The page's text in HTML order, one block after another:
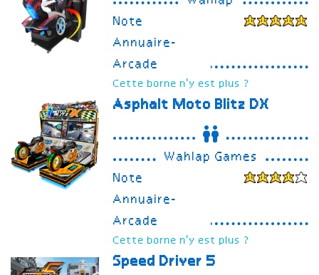
Note
Annuaire-
Arcade
Cette borne n'y est plus ?
Asphalt Moto Blitz DX
Wahlap Games
Note
Annuaire-
Arcade
Cette borne n'y est plus ?
Speed Driver 5